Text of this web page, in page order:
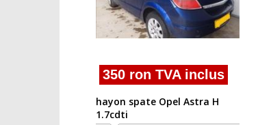
350 ron TVA inclus
hayon spate Opel Astra H
1.7cdti